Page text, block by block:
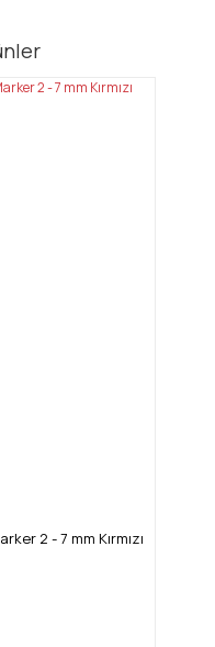
yapın!
ve diğer
2 - 7 mm Kırmızı